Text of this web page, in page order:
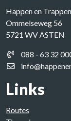
Happen en Trappen
Ommelseweg 56
5721 WV ASTEN
088 - 63 32
Links
Routes